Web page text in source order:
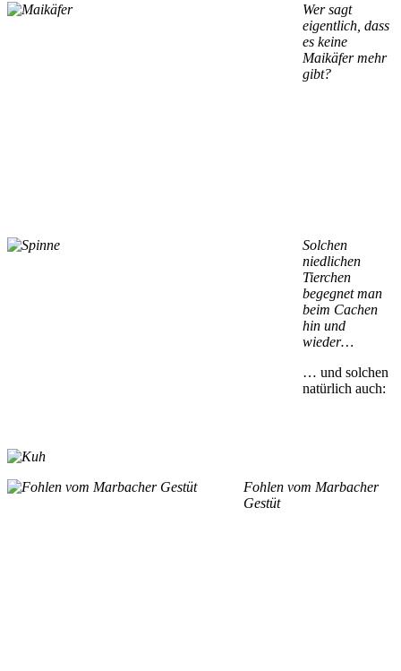
Wer sagt
eigentlich, dass
es keine
Maikäfer mehr
gibt?
Solchen
niedlichen
Tierchen
begegnet man
beim Cachen
hin und
wieder…
… und solchen
natürlich auch:
Fohlen vom Marbacher
Gestüt